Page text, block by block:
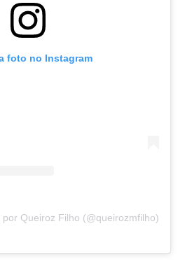
foto no Instagram
Queiroz Filho (@queirozmfilho)